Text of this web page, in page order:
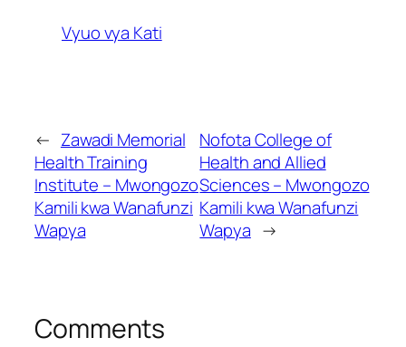
Vyuo vya Kati
← Zawadi Memorial
Health Training
Institute – Mwongozo
Kamili kwa Wanafunzi
Wapya
Nofota College of
Health and Allied
Sciences – Mwongozo
Kamili kwa Wanafunzi
Wapya →
Comments